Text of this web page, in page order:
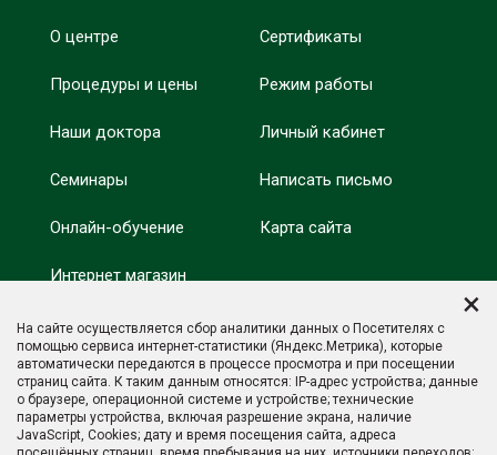
О центре
Процедуры и цены
Наши доктора
Семинары
Онлайн-обучение
Интернет магазин
Оздоровление
Отзывы
Сертификаты
Режим работы
Личный кабинет
Написать письмо
Карта сайта
Минпросвещения
России
×
На сайте осуществляется сбор аналитики данных о Посетителях с
помощью сервиса интернет-статистики (Яндекс.Метрика), которые
автоматически передаются в процессе просмотра и при посещении
страниц сайта. К таким данным относятся: IP-адрес устройства; данные
о браузере, операционной системе и устройстве; технические
параметры устройства, включая разрешение экрана, наличие
JavaScript, Cookies; дату и время посещения сайта, адреса